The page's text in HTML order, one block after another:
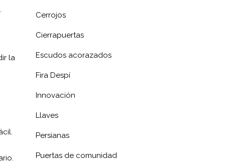
la
Cerrojos
Cierrapuertas
Escudos acorazados
Fira Despí
Innovación
Llaves
Persianas
Puertas de comunidad